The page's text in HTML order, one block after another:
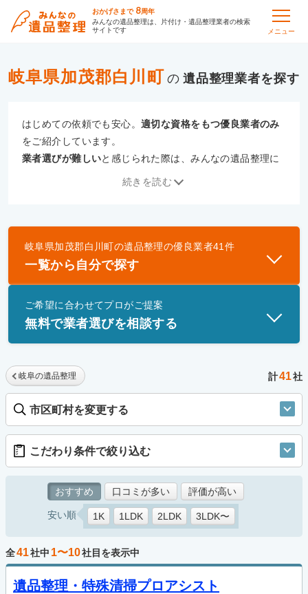
おかげさまで 8周年
みんなの遺品整理は、片付け・遺品整理業者の検索
サイトです
メニュー
岐阜県加茂郡白川町 の 遺品整理
はじめての依頼でも安心。適切な資格をもつ優良業者のみ
をご紹介しています。
業者選びが難しいと感じられた際は、みんなの遺品整理に
優良業者とは
一般財団法人遺品整理認定協会、および一般社団法
士」資格を持つ事業者のみ掲載しています。
続きを読む
岐阜県加茂郡白川町の遺品整理の優良業者41 件
一覧から自分で探す
ご希望に合わせてプロがご提案
無料で業者選びを相談する
岐阜の遺品整理 計41社
市区町村を変更する
こだわり条件で絞り込む
おすすめ 口コミが多い 評価が高い
安い順 1K 1LDK 2LDK 3LDK〜
全41社中 1〜10社目を表示中
遺品整理・特殊清掃プロアシスト